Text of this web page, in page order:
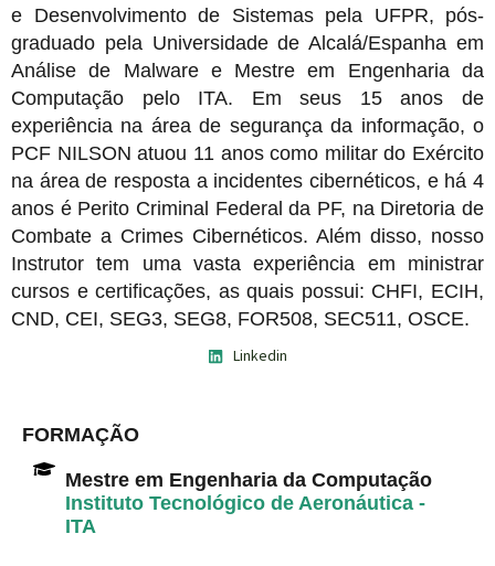
e Desenvolvimento de Sistemas pela UFPR, pós-
graduado pela Universidade de Alcalá/Espanha em
Análise de Malware e Mestre em Engenharia da
Computação pelo ITA. Em seus 15 anos de
experiência na área de segurança da informação, o
PCF NILSON atuou 11 anos como militar do Exército
na área de resposta a incidentes cibernéticos, e há 4
anos é Perito Criminal Federal da PF, na Diretoria de
Combate a Crimes Cibernéticos. Além disso, nosso
Instrutor tem uma vasta experiência em ministrar
cursos e certificações, as quais possui: CHFI, ECIH,
CND, CEI, SEG3, SEG8, FOR508, SEC511, OSCE.
Linkedin
FORMAÇÃO
Mestre em Engenharia da Computação
Instituto Tecnológico de Aeronáutica -
ITA